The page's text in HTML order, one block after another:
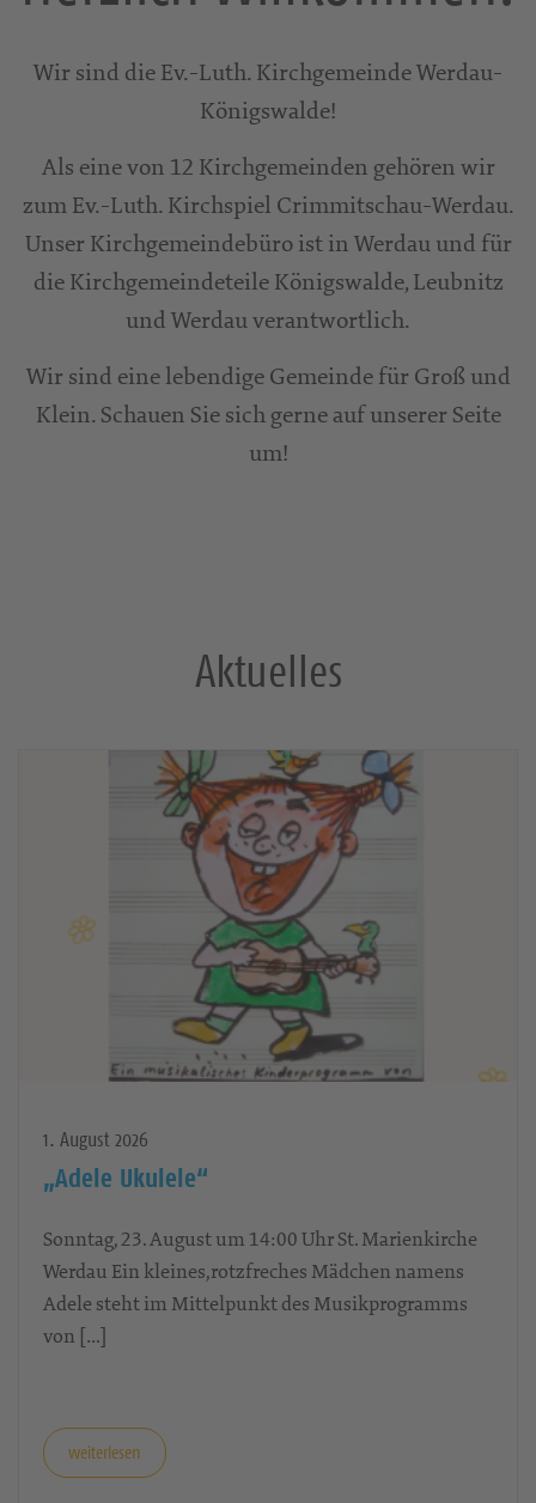
Wir sind die Ev.-Luth. Kirchgemeinde Werdau-
Königswalde!
Als eine von 12 Kirchgemeinden gehören wir
zum Ev.-Luth. Kirchspiel Crimmitschau-Werdau.
Unser Kirchgemeindebüro ist in Werdau und für
die Kirchgemeindeteile Königswalde, Leubnitz
und Werdau verantwortlich.
Wir sind eine lebendige Gemeinde für Groß und
Klein. Schauen Sie sich gerne auf unserer Seite
um!
Aktuelles
1. August 2026
„Adele Ukulele“
Sonntag, 23. August um 14:00 Uhr St. Marienkirche
Werdau Ein kleines,rotzfreches Mädchen namens
Adele steht im Mittelpunkt des Musikprogramms
von […]
weiterlesen